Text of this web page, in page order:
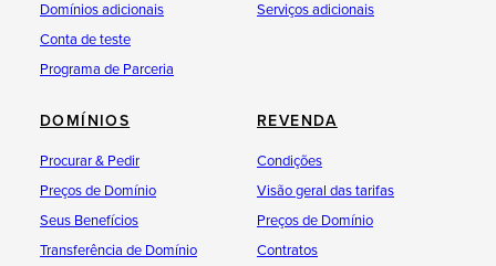
Domínios adicionais
Conta de teste
Programa de Parceria
Serviços adicionais
DOMÍNIOS
Procurar & Pedir
Preços de Domínio
Seus Benefícios
Transferência de Domínio
REVENDA
Condições
Visão geral das tarifas
Preços de Domínio
Contratos